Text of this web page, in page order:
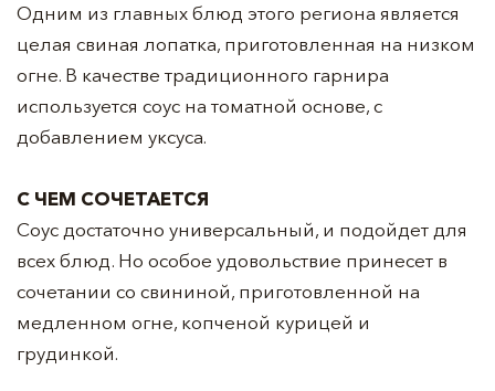
Одним из главных блюд этого региона является
целая свиная лопатка, приготовленная на низком
огне. В качестве традиционного гарнира
используется соус на томатной основе, с
добавлением уксуса.
С ЧЕМ СОЧЕТАЕТСЯ
Соус достаточно универсальный, и подойдет для
всех блюд. Но особое удовольствие принесет в
сочетании со свининой, приготовленной на
медленном огне, копченой курицей и
грудинкой.